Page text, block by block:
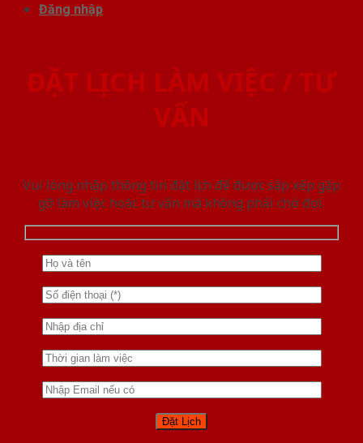
Đăng nhập
ĐẶT LỊCH LÀM VIỆC / TƯ
VẤN
Vui lòng nhập thông tin đặt lịch để được sắp xếp gặp
gỡ làm việc hoăc tư vấn mà không phải chờ đợi.